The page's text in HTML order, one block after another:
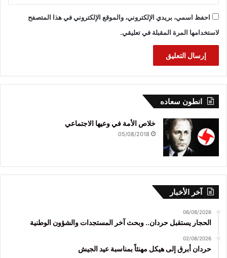
احفظ اسمي، بريدي الإلكتروني، والموقع الإلكتروني في هذا المتصفح
لاستخدامها المرة المقبلة في تعليقي.
انطون سعاده
خلاص الأمة في وعيها الاجتماعي
05/08/2018
آخر الأخبار
06/08/2026
الحجار يستقبل حردان.. وبحث آخر المستجدات والشؤون الوطنية
02/08/2026
حردان أبرق إلى هيكل مهنئاً بمناسبة عيد الجيش